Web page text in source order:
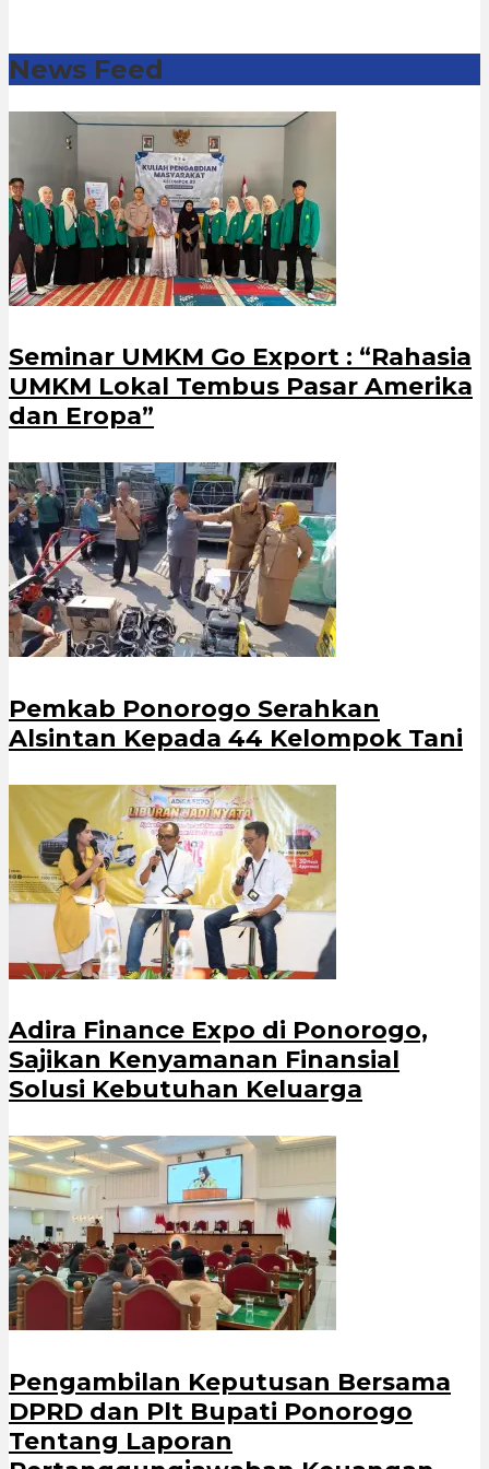
News Feed
Seminar UMKM Go Export : “Rahasia
UMKM Lokal Tembus Pasar Amerika
dan Eropa”
Pemkab Ponorogo Serahkan
Alsintan Kepada 44 Kelompok Tani
Adira Finance Expo di Ponorogo,
Sajikan Kenyamanan Finansial
Solusi Kebutuhan Keluarga
Pengambilan Keputusan Bersama
DPRD dan Plt Bupati Ponorogo
Tentang Laporan